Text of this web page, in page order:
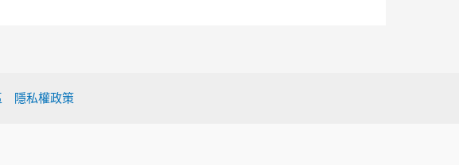
隱私權政策